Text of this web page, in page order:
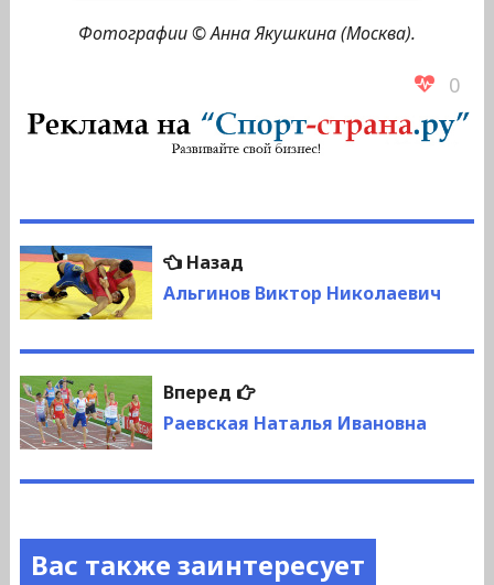
Фотографии © Анна Якушкина (Москва).
0
Навигация
по
записям
НазадПредыдущая
запись:
Альгинов Виктор Николаевич
Вперед
Следующая
запись:
Раевская Наталья Ивановна
Вас также заинтересует